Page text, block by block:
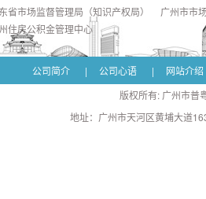
省市场监督管理局（知识产权局）
广州市市
住房公积金管理中心
公司简介 | 公司心语 |
网站介绍
版权所有: 广州市普
地址：广州市天河区黄埔大道